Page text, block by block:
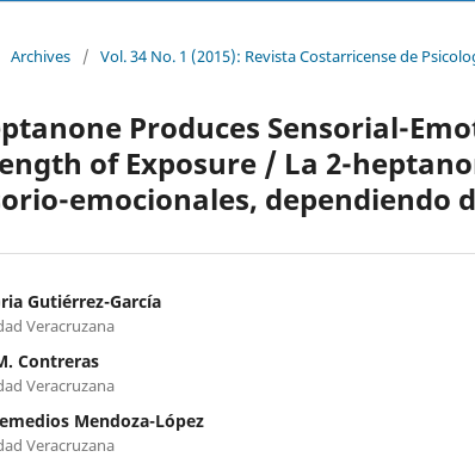
Archives / Vol. 34 No. 1 (2015): Revista Costarricense de
Produces Sensorial-
of Exposure / La 2-
emocionales, dependiendo
Gutiérrez-García
Veracruzana
Contreras
Veracruzana
Mendoza-López
Veracruzana